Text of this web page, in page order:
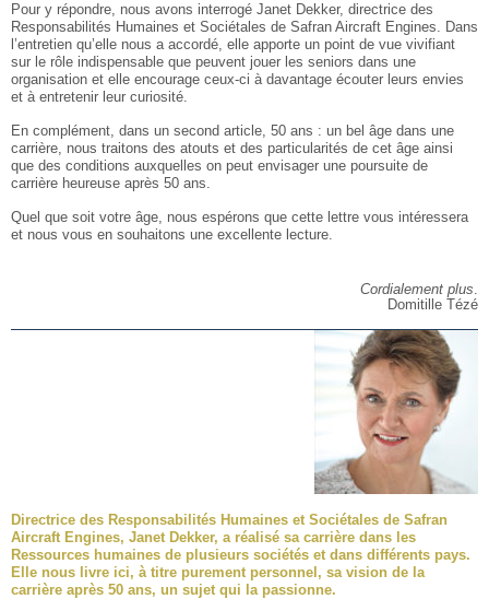
Pour y répondre, nous avons interrogé Janet Dekker, directrice des
Responsabilités Humaines et Sociétales de Safran Aircraft Engines. Dans
l’entretien qu’elle nous a accordé, elle apporte un point de vue vivifiant
sur le rôle indispensable que peuvent jouer les seniors dans une
organisation et elle encourage ceux-ci à davantage écouter leurs envies
et à entretenir leur curiosité.
En complément, dans un second article, 50 ans : un bel âge dans une
carrière, nous traitons des atouts et des particularités de cet âge ainsi
que des conditions auxquelles on peut envisager une poursuite de
carrière heureuse après 50 ans.
Quel que soit votre âge, nous espérons que cette lettre vous intéressera
et nous vous en souhaitons une excellente lecture.
Cordialement plus.
Domitille Tézé
Directrice des Responsabilités Humaines et Sociétales de Safran
Aircraft Engines, Janet Dekker, a réalisé sa carrière dans les
Ressources humaines de plusieurs sociétés et dans différents pays.
Elle nous livre ici, à titre purement personnel, sa vision de la
carrière après 50 ans, un sujet qui la passionne.